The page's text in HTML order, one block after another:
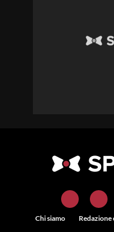
Chi siamo